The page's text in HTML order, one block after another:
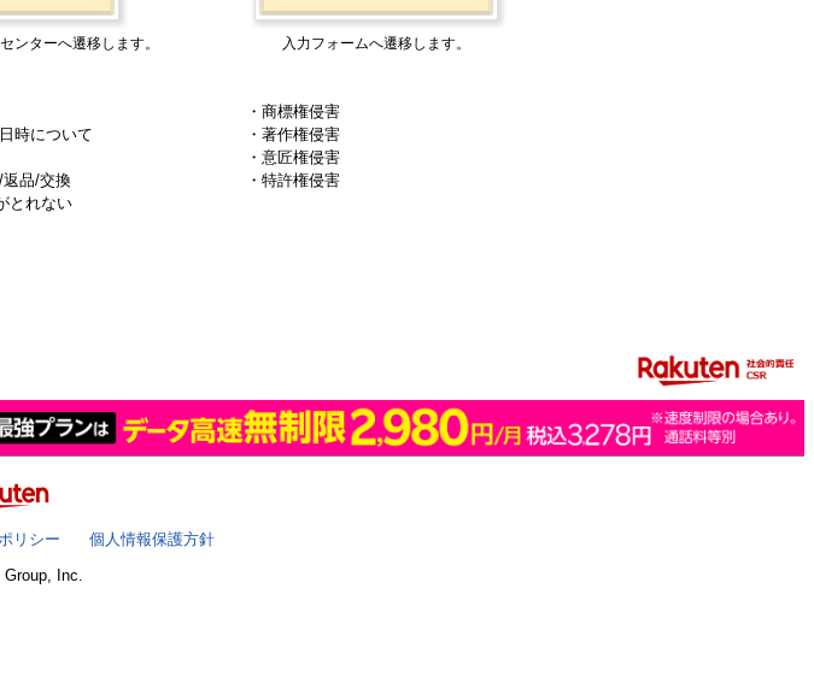
ンターへ遷移します。
時について
返品/交換
とれない
入力フォームへ遷移します。
・商標権侵害
・著作権侵害
・意匠権侵害
・特許権侵害
リシー
個人情報保護方針
Inc.